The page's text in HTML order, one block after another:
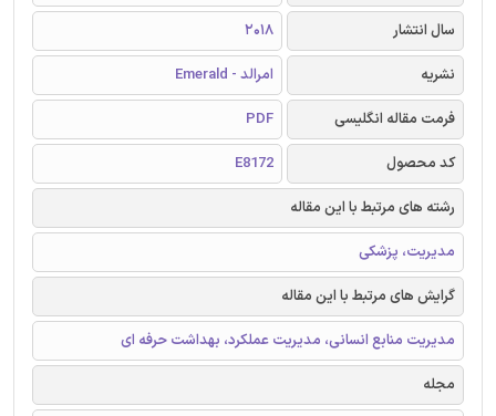
سال انتشار
2018
نشریه
امرالد - Emerald
فرمت مقاله انگلیسی
PDF
کد محصول
E8172
رشته های مرتبط با این مقاله
مدیریت، پزشکی
گرایش های مرتبط با این مقاله
مدیریت منابع انسانی، مدیریت عملکرد، بهداشت حرفه ای
مجله